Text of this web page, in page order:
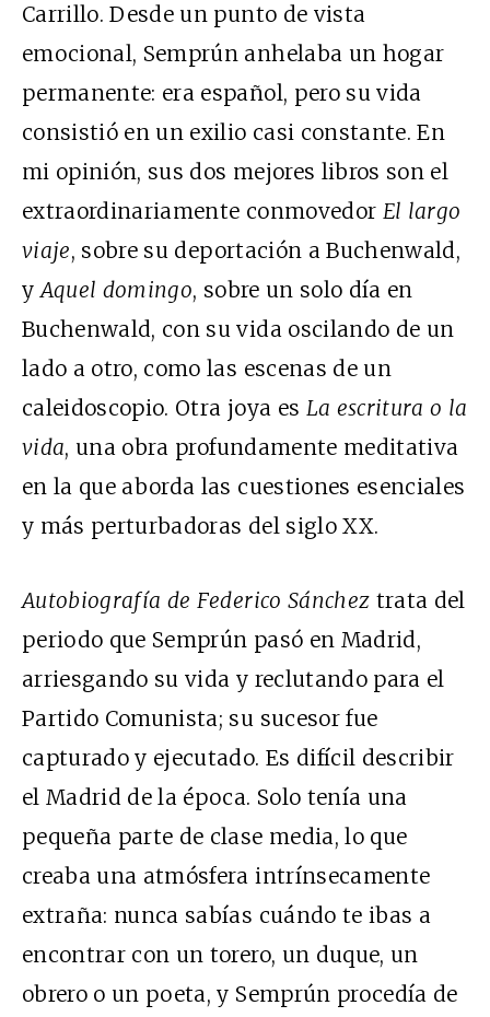
Carrillo. Desde un punto de vista
emocional, Semprún anhelaba un hogar
permanente: era español, pero su vida
consistió en un exilio casi constante. En
mi opinión, sus dos mejores libros son el
extraordinariamente conmovedor El largo
viaje, sobre su deportación a Buchenwald,
yAquel domingo, sobre un solo día en
Buchenwald, con su vida oscilando de un
lado a otro, como las escenas de un
caleidoscopio. Otra joya es La escritura o la
vida, una obra profundamente meditativa
en la que aborda las cuestiones esenciales
y más perturbadoras del siglo XX.
Autobiografía de Federico Sánchez trata del
periodo que Semprún pasó en Madrid,
arriesgando su vida y reclutando para el
Partido Comunista; su sucesor fue
capturado y ejecutado. Es difícil describir
el Madrid de la época. Solo tenía una
pequeña parte de clase media, lo que
creaba una atmósfera intrínsecamente
extraña: nunca sabías cuándo te ibas a
encontrar con un torero, un duque, un
obrero o un poeta, y Semprún procedía de